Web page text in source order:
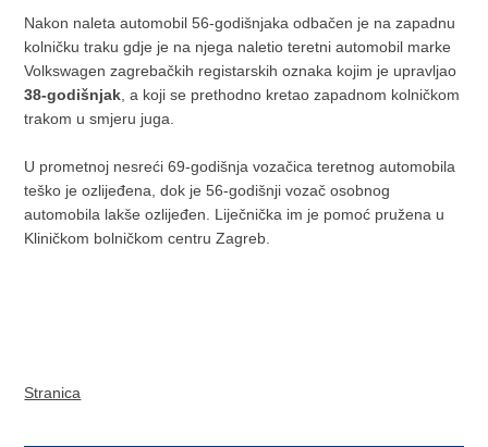
Nakon naleta automobil 56-godišnjaka odbačen je na zapadnu
kolničku traku gdje je na njega naletio teretni automobil marke
Volkswagen zagrebačkih registarskih oznaka kojim je upravljao
38-godišnjak , a koji se prethodno kretao zapadnom kolničkom
trakom u smjeru juga.
U prometnoj nesreći 69-godišnja vozačica teretnog automobila
teško je ozlijeđena, dok je 56-godišnji vozač osobnog
automobila lakše ozlijeđen. Liječnička im je pomoć pružena u
Kliničkom bolničkom centru Zagreb.
Stranica